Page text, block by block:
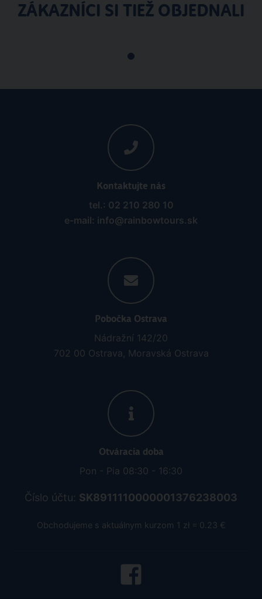
ZÁKAZNÍCI SI TIEŽ OBJEDNALI
Kontaktujte nás
tel.: 02 210 280 10
e-mail: info@rainbowtours.sk
Pobočka Ostrava
Nádražní 142/20
702 00 Ostrava, Moravská Ostrava
Otváracia doba
Pon - Pia 08:30 - 16:30
Číslo účtu: SK8911110000001376238003
Obchodujeme s aktuálnym kurzom 1 zł = 0.23 €